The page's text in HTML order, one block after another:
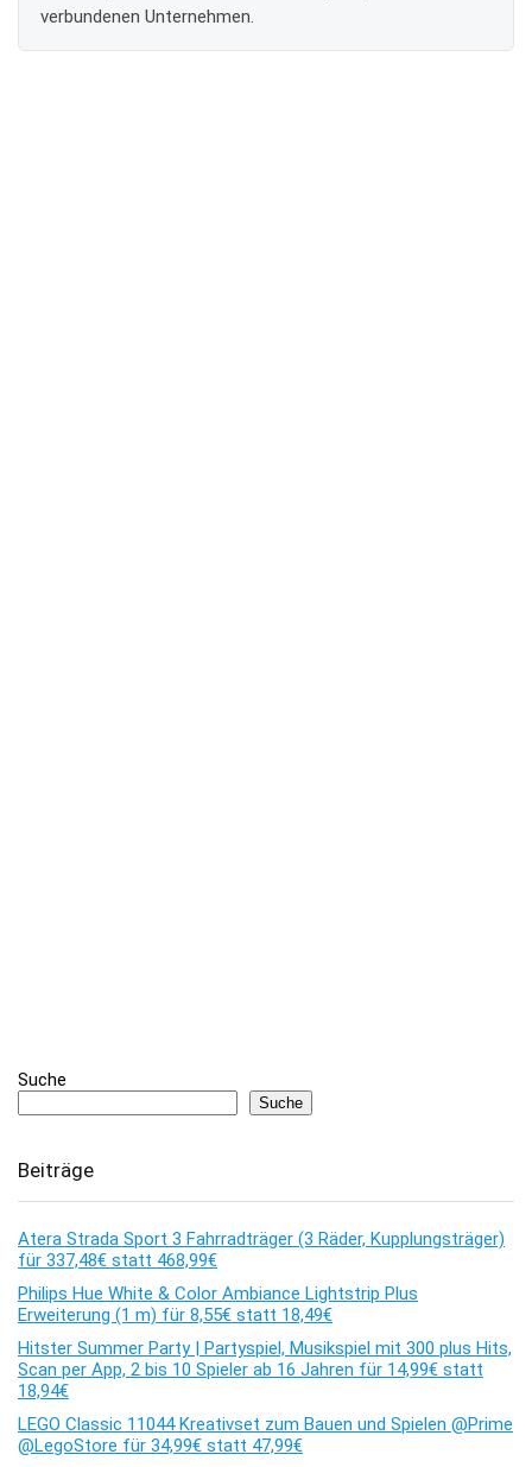
verbundenen Unternehmen.
Suche
Suche
Beiträge
Atera Strada Sport 3 Fahrradträger (3 Räder, Kupplungsträger)
für 337,48€ statt 468,99€
Philips Hue White & Color Ambiance Lightstrip Plus
Erweiterung (1 m) für 8,55€ statt 18,49€
Hitster Summer Party | Partyspiel, Musikspiel mit 300 plus Hits,
Scan per App, 2 bis 10 Spieler ab 16 Jahren für 14,99€ statt
18,94€
LEGO Classic 11044 Kreativset zum Bauen und Spielen @Prime
@LegoStore für 34,99€ statt 47,99€